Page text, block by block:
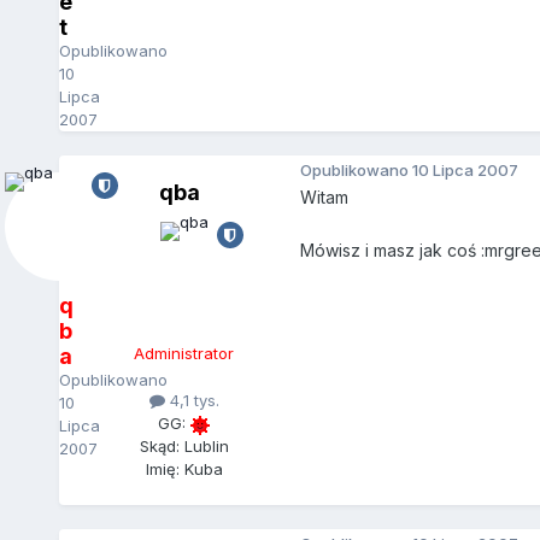
t
Opublikowano
10
Lipca
2007
q
b
a
Opublikowano
10
Lipca
2007
qba
Administrator
4,1 tys.
GG:
Skąd: Lublin
Imię: Kuba
Opublikowano 10 Lipca 2007
Witam
Mówisz i masz jak coś